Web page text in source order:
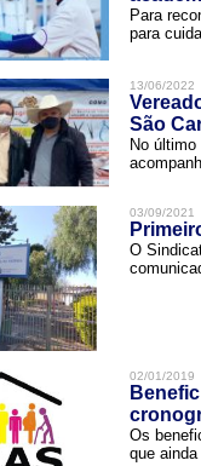
Para
para
13/06/2022
São
No
03/09/2021
O
02/01/2019
Os
que